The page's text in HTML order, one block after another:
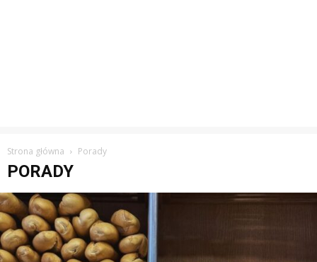
Strona główna Porady
PORADY